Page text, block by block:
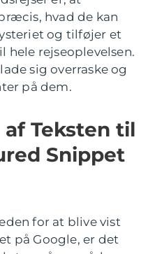
hvad de kan
og tilføjer et
rejseoplevelsen.
sig overraske og
på dem.
Teksten til
Snippet
for at blive vist
på Google, er det